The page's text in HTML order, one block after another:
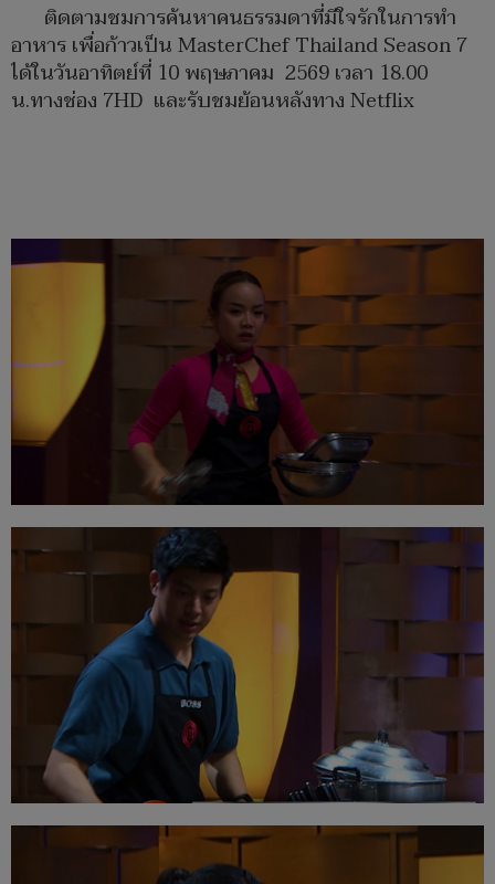
ติดตามชมการค้นหาคนธรรมดาที่มีใจรักในการทำ
อาหาร เพื่อก้าวเป็น MasterChef Thailand Season 7
ได้ในวันอาทิตย์ที่ 10 พฤษภาคม 2569 เวลา 18.00
น.ทางช่อง 7HD และรับชมย้อนหลังทาง Netflix